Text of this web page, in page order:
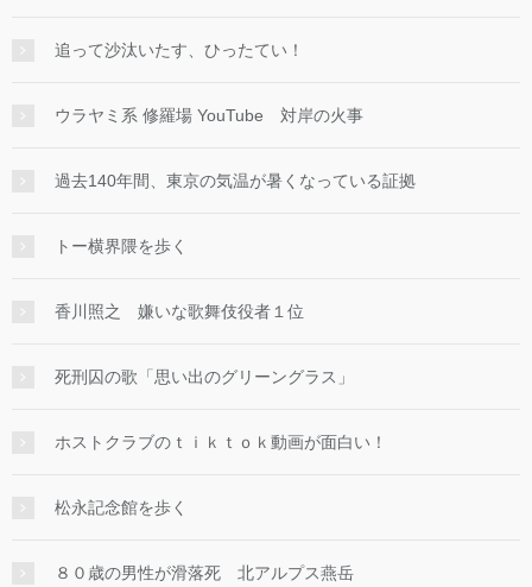
追って沙汰いたす、ひったてい！
ウラヤミ系 修羅場 YouTube 対岸の火事
過去140年間、東京の気温が暑くなっている証拠
トー横界隈を歩く
香川照之 嫌いな歌舞伎役者１位
死刑囚の歌「思い出のグリーングラス」
ホストクラブのｔｉｋｔｏｋ動画が面白い！
松永記念館を歩く
８０歳の男性が滑落死 北アルプス燕岳